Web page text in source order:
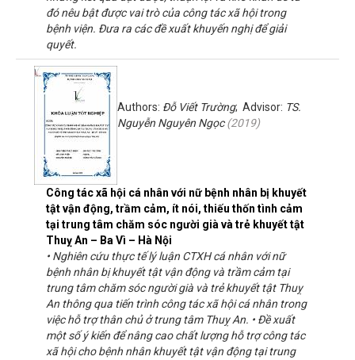
đó nêu bật được vai trò của công tác xã hội trong
bệnh viện. Đưa ra các đề xuất khuyến nghị để giải
quyết.
Công tác xã hội cá nhân với nữ bệnh nhân bị khuyết
tật vận động, trầm cảm, ít nói, thiếu thốn tình cảm
tại trung tâm chăm sóc người già và trẻ khuyết tật
Thuỵ An – Ba Vì – Hà Nội
Authors: Đỗ Viết Trường; Advisor: TS.
Nguyễn Nguyên Ngọc(2019)
• Nghiên cứu thực tế lý luận CTXH cá nhân với nữ
bệnh nhân bị khuyết tật vận động và trầm cảm tại
trung tâm chăm sóc người già và trẻ khuyết tật Thuỵ
An thông qua tiến trình công tác xã hội cá nhân trong
việc hỗ trợ thân chủ ở trung tâm Thuỵ An. • Đề xuất
một số ý kiến để nâng cao chất lượng hỗ trợ công tác
xã hội cho bệnh nhân khuyết tật vận động tại trung